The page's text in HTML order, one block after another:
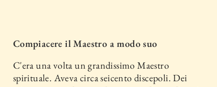
Compiacere il Maestro a modo suo
C'era una volta un grandissimo Maestro
spirituale. Aveva circa seicento discepoli. Dei